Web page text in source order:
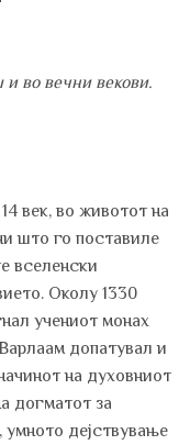
и во вечни векови.
век, во животот на
што го поставиле
вселенски
Околу 1330
учениот монах
допатувал и
на духовниот
догматот за
дејствување